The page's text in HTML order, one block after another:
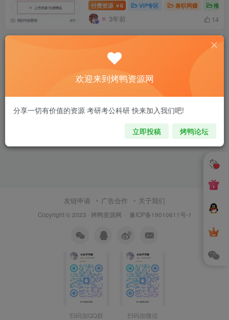
付费资源 ￥6 VIP专区 兼职网赚 推广
3年前 14
友链申请 广告合作 关于我们
Copyright © 2023 · 烤鸭资源网 · 豫ICP备19010611号-1
扫码加QQ群 扫码加微信
欢迎来到烤鸭资源网
分享一切有价值的资源 考研考公科研 快来加入我们吧!
立即投稿 烤鸭论坛